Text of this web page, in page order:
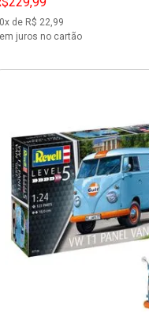
x de R$ 22,99
juros no cartão